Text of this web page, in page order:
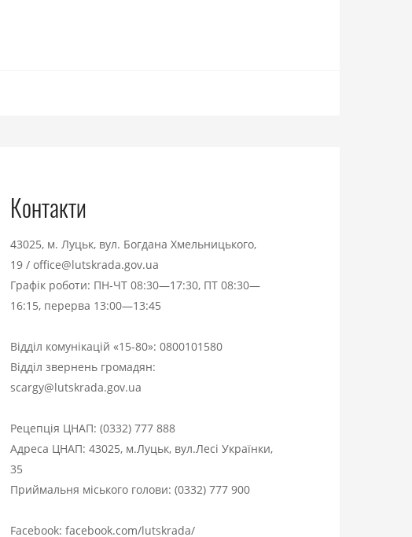
Контакти
43025, м. Луцьк, вул. Богдана Хмельницького,
19 / office@lutskrada.gov.ua
Графік роботи: ПН-ЧТ 08:30—17:30, ПТ 08:30—
16:15, перерва 13:00—13:45
Відділ комунікацій «15-80»: 0800101580
Відділ звернень громадян:
scargy@lutskrada.gov.ua
Рецепція ЦНАП: (0332) 777 888
Адреса ЦНАП: 43025, м.Луцьк, вул.Лесі Українки,
35
Приймальня міського голови: (0332) 777 900
Facebook: facebook.com/lutskrada/